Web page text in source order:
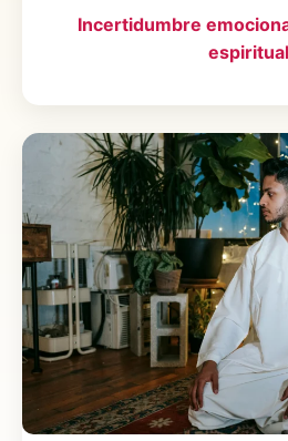
Incertidumbre
espiritual